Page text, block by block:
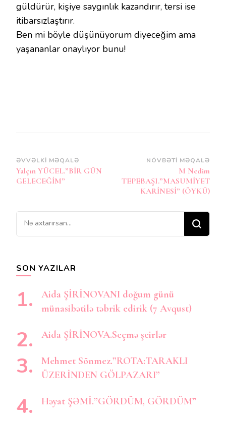
güldürür, kişiye saygınlık kazandırır, tersi ise
itibarsızlaştırır.
Ben mi böyle düşünüyorum diyeceğim ama
yaşananlar onaylıyor bunu!
Post
Naviqasiya
ƏVVƏLKI MƏQALƏ
Yalçın YÜCEL.”BİR GÜN
GELECEĞİM”
NÖVBƏTI MƏQALƏ
M Nedim
TEPEBAŞI.”MASUMİYET
KARİNESİ” (ÖYKÜ)
Bir
şey
SON YAZILAR
Aida ŞİRİNOVANI doğum günü
münasibətilə təbrik edirik (7 Avqust)
Aida ŞİRİNOVA.Seçmə şeirlər
Mehmet Sönmez.”ROTA:TARAKLI
ÜZERİNDEN GÖLPAZARI”
Həyat ŞƏMİ.”GÖRDÜM, GÖRDÜM”